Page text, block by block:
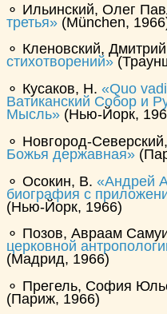
⚬ Ильинский, Олег
третья
(München,
⚬ Кленовский,
стихотворений
⚬ Кусаков, Н.
Quo
Ватиканский Собор и
Мысль
(Нью-Йорк,
⚬ Новгород-
Божья державная
⚬ Осокин, В.
Андрей
биография с
(Нью-Йорк, 1966)
⚬ Позов, Авраам
церковной
(Мадрид, 1966)
⚬ Прегель, София
(Париж, 1966)